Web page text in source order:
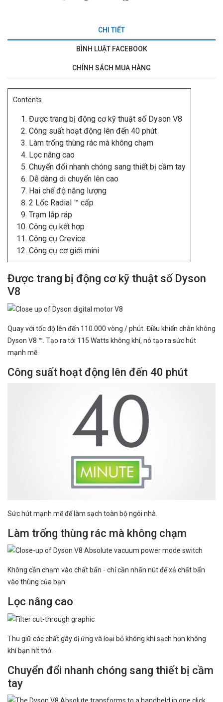
CHI TIẾT
BÌNH LUẬT FACEBOOK
CHÍNH SÁCH MUA HÀNG
Contents
Được trang bị động cơ kỹ thuật số Dyson V8
Công suất hoạt động lên đến 40 phút
Làm trống thùng rác mà không chạm
Lọc nâng cao
Chuyển đổi nhanh chóng sang thiết bị cầm tay
Dễ dàng di chuyển lên cao
Hai chế độ năng lượng
2 Lốc Radial ™ cấp
Trạm lắp ráp
Công cụ kết hợp
Công cụ Crevice
Công cụ cơ giới mini
Được trang bị động cơ kỹ thuật số Dyson
V8
Quay với tốc độ lên đến 110.000 vòng / phút. Điều khiển chân không
Dyson V8 ™. Tạo ra tới 115 Watts không khí, nó tạo ra sức hút
mạnh mẽ.
Công suất hoạt động lên đến 40 phút
Sức hút mạnh mẽ để làm sạch toàn bộ ngôi nhà.
Làm trống thùng rác mà không chạm
Không cần chạm vào chất bẩn - chỉ cần nhấn nút để xả chất bẩn
vào thùng của bạn.
Lọc nâng cao
Thu giữ các chất gây dị ứng và loại bỏ không khí sạch hơn không
khí bạn hít thở.
Chuyển đổi nhanh chóng sang thiết bị cầm
tay